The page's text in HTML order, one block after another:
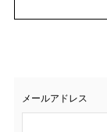
メールアドレス